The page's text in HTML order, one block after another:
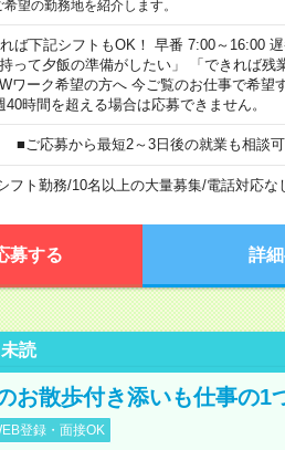
望の勤務地を紹介します。
ば下記シフトもOK！ 早番 7:00～16:00
って夕飯の準備がしたい」 「できれば残
ーク希望の方へ 今ご覧のお仕事で希望
時間を超える場合は応募できません。
■ご応募から最短2～3日後の就業も相談可
フト勤務/10名以上の大量募集/電話対応な
募する 詳
未読
お散歩付き添いも仕事の1
登録・面接OK